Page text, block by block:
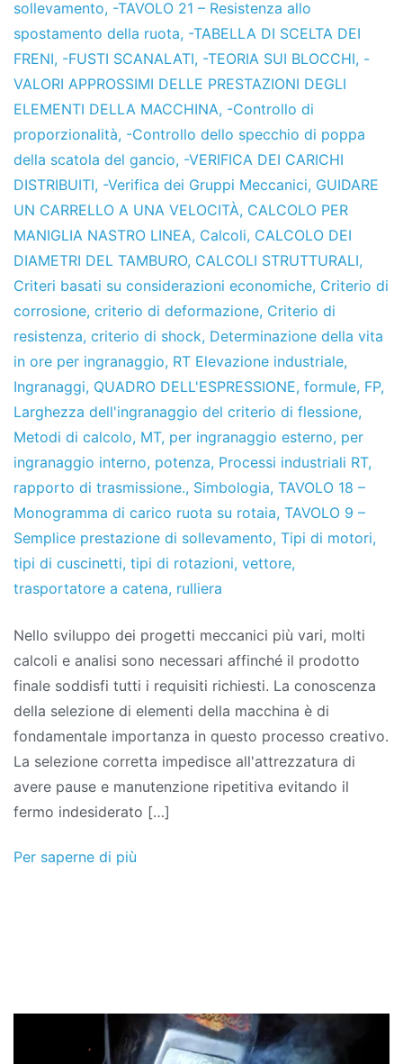
sollevamento, -TAVOLO 21 – Resistenza allo
spostamento della ruota, -TABELLA DI SCELTA DEI
FRENI, -FUSTI SCANALATI, -TEORIA SUI BLOCCHI, -
VALORI APPROSSIMI DELLE PRESTAZIONI DEGLI
ELEMENTI DELLA MACCHINA, -Controllo di
proporzionalità, -Controllo dello specchio di poppa
della scatola del gancio, -VERIFICA DEI CARICHI
DISTRIBUITI, -Verifica dei Gruppi Meccanici, GUIDARE
UN CARRELLO A UNA VELOCITÀ, CALCOLO PER
MANIGLIA NASTRO LINEA, Calcoli, CALCOLO DEI
DIAMETRI DEL TAMBURO, CALCOLI STRUTTURALI,
Criteri basati su considerazioni economiche, Criterio di
corrosione, criterio di deformazione, Criterio di
resistenza, criterio di shock, Determinazione della vita
in ore per ingranaggio, RT Elevazione industriale,
Ingranaggi, QUADRO DELL'ESPRESSIONE, formule, FP,
Larghezza dell'ingranaggio del criterio di flessione,
Metodi di calcolo, MT, per ingranaggio esterno, per
ingranaggio interno, potenza, Processi industriali RT,
rapporto di trasmissione., Simbologia, TAVOLO 18 –
Monogramma di carico ruota su rotaia, TAVOLO 9 –
Semplice prestazione di sollevamento, Tipi di motori,
tipi di cuscinetti, tipi di rotazioni, vettore,
trasportatore a catena, rulliera
Nello sviluppo dei progetti meccanici più vari, molti
calcoli e analisi sono necessari affinché il prodotto
finale soddisfi tutti i requisiti richiesti. La conoscenza
della selezione di elementi della macchina è di
fondamentale importanza in questo processo creativo.
La selezione corretta impedisce all'attrezzatura di
avere pause e manutenzione ripetitiva evitando il
fermo indesiderato […]
Per saperne di più